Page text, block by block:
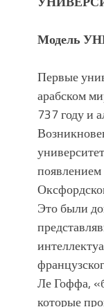
Модель
Первые
арабском
737 году и
появлением
Это были
Ле Гоффа,
которые